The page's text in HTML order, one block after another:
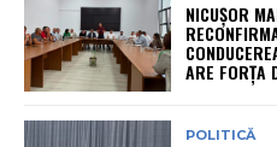
NICUȘOR
ARE FORȚA
POLITICĂ